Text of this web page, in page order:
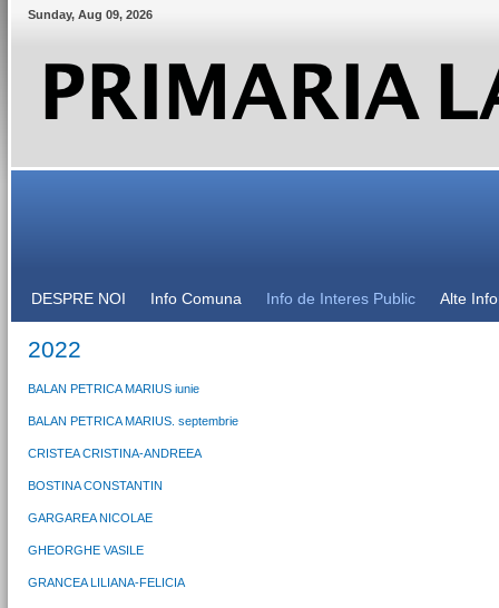
Sunday, Aug 09, 2026
DESPRE NOI Info Comuna Info de Interes Public Alte
2022
BALAN PETRICA MARIUS iunie
BALAN PETRICA MARIUS. septembrie
CRISTEA CRISTINA-ANDREEA
BOSTINA CONSTANTIN
GARGAREA NICOLAE
GHEORGHE VASILE
GRANCEA LILIANA-FELICIA